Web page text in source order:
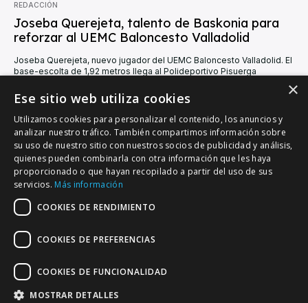
REDACCIÓN
Joseba Querejeta, talento de Baskonia para
reforzar al UEMC Baloncesto Valladolid
Joseba Querejeta, nuevo jugador del UEMC Baloncesto Valladolid. El
base-escolta de 1,92 metros llega al Polideportivo Pisuerga
campeón...
VALLADOLID DEPORTIVO
Tu información deportiva vallisoletana
×
Ese sitio web utiliza cookies
Utilizamos cookies para personalizar el contenido, los anuncios y
analizar nuestro tráfico. También compartimos información sobre
su uso de nuestro sitio con nuestros socios de publicidad y análisis,
quienes pueden combinarla con otra información que les haya
proporcionado o que hayan recopilado a partir del uso de sus
servicios. Más información
COOKIES DE RENDIMIENTO
COOKIES DE PREFERENCIAS
COOKIES DE FUNCIONALIDAD
MOSTRAR DETALLES